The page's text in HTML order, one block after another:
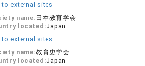
to external sites
name: 日本教育学会
located:Japan
to external sites
name:教育史学会
located:Japan